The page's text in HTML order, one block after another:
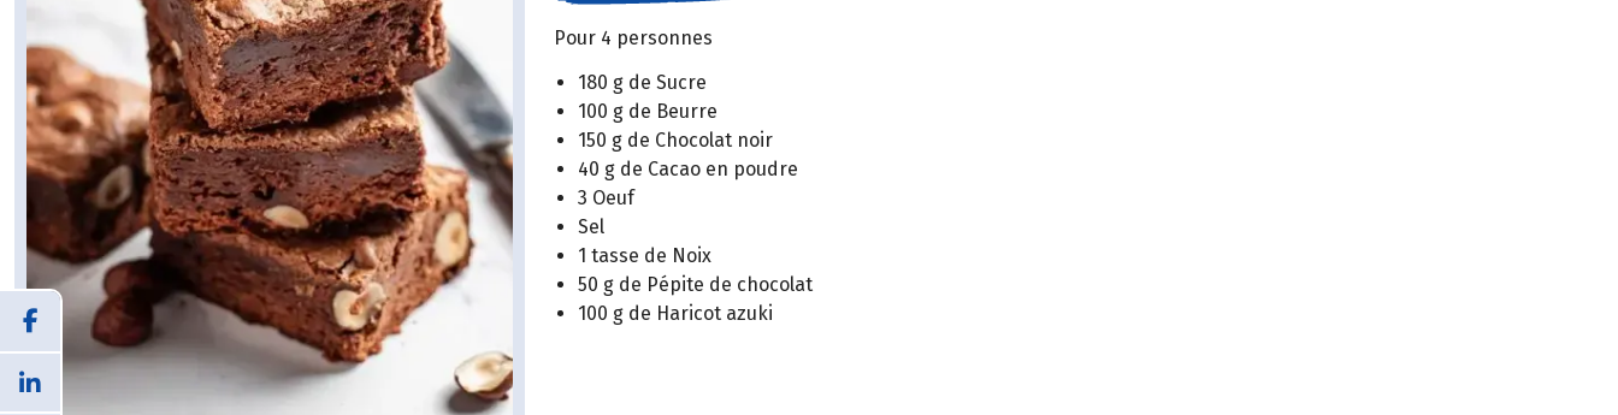
Pour 4 personnes
180 g de Sucre
100 g de Beurre
150 g de Chocolat noir
40 g de Cacao en poudre
3 Oeuf
Sel
1 tasse de Noix
50 g de Pépite de chocolat
100 g de Haricot azuki